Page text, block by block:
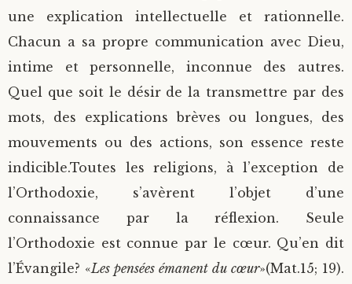
une explication intellectuelle et rationnelle.
Chacun a sa propre communication avec Dieu,
intime et personnelle, inconnue des autres.
Quel que soit le désir de la transmettre par des
mots, des explications brèves ou longues, des
mouvements ou des actions, son essence reste
indicible.Toutes les religions, à l’exception de
l’Orthodoxie, s’avèrent l’objet d’une
connaissance par la réflexion. Seule
l’Orthodoxie est connue par le cœur. Qu’en dit
l’Évangile? «Les pensées émanent du cœur»(Mat.15; 19).